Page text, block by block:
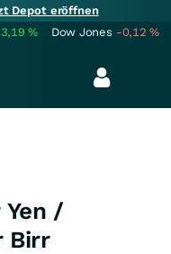
Depot eröffnen
% Dow Jones -0,12%
/
Birr